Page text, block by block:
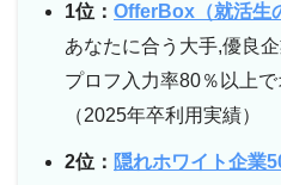
1位： OfferBox（就活生
あなたに合う大手,優良
プロフ入力率80％以上で
（2025年卒利用実績）
2位： 隠れホワイト企業